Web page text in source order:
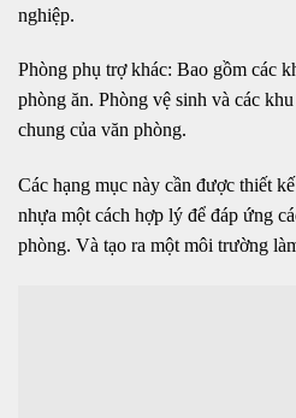
nghiệp.
Phòng phụ trợ khác: Bao gồm các
phòng ăn. Phòng vệ sinh và các
chung của văn phòng.
Các hạng mục này cần được thiết
nhựa một cách hợp lý để đáp ứng
phòng. Và tạo ra một môi trường